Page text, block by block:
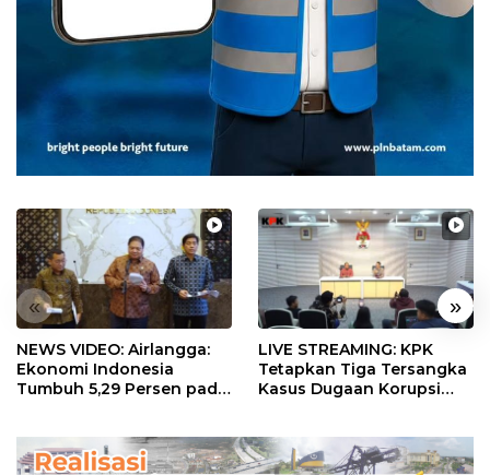
« »
NEWS VIDEO: Airlangga:
Ekonomi Indonesia
Tumbuh 5,29 Persen pada
LIVE STREAMING: KPK
Tetapkan Tiga Tersangka
Kasus Dugaan Korupsi